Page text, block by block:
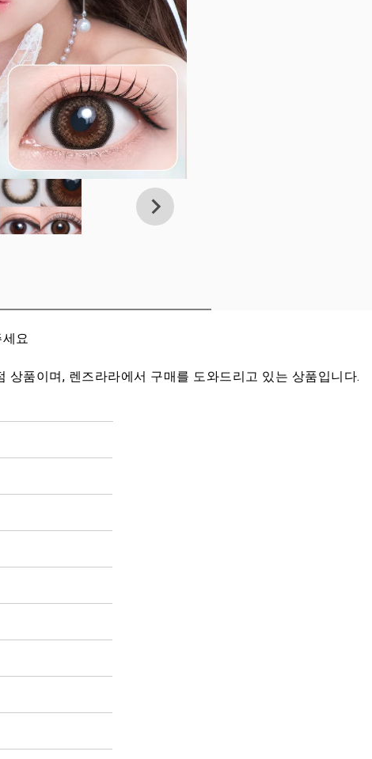
요
품이며, 렌즈라라에서 구매를 도와드리고 있는 상품입니다.